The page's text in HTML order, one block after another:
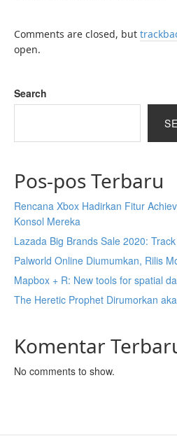
Comments are closed, but
open.
Search
Pos-pos Terbaru
Rencana Xbox Hadirkan Fitur
Konsol Mereka
Lazada Big Brands Sale 2020:
Palworld Online Diumumkan, Rilis
Mapbox + R: New tools for spatial
The Heretic Prophet Dirumorkan
Komentar
No comments to show.